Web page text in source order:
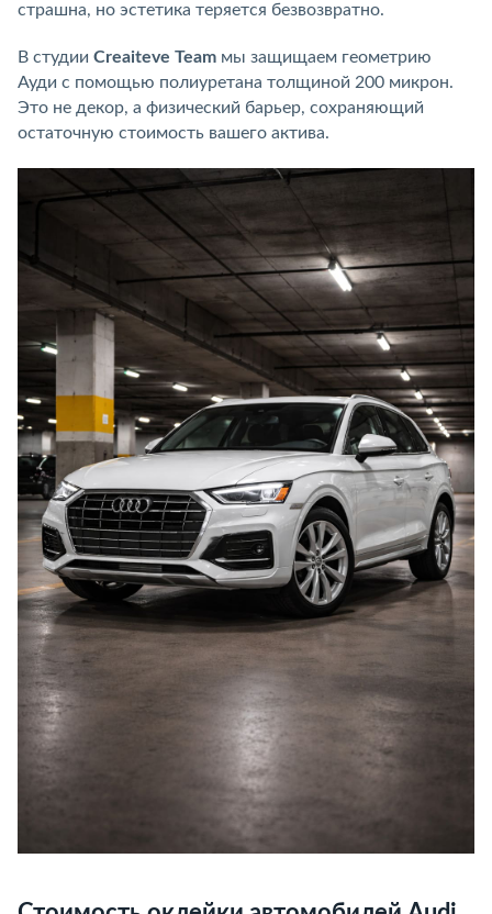
страшна, но эстетика теряется безвозвратно.
В студии Creaiteve Team мы защищаем геометрию
Ауди с помощью полиуретана толщиной 200 микрон.
Это не декор, а физический барьер, сохраняющий
остаточную стоимость вашего актива.